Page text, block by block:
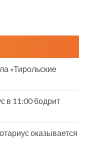
«Тирольские
в 11:00 бодрит
оказывается